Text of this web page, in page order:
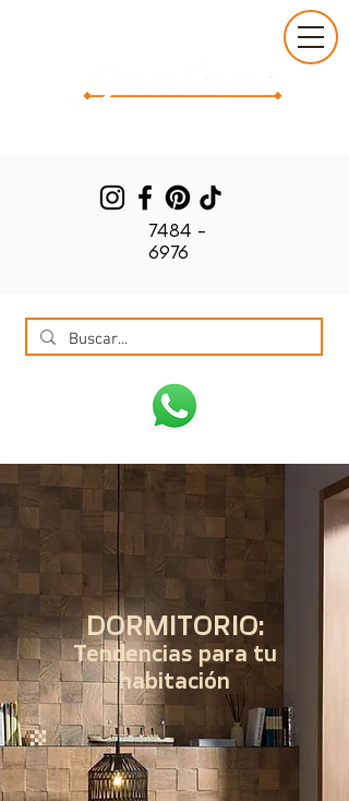
7484 -
6976
DORMITORIO:
Tendencias para tu
habitación